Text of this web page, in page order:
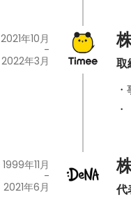
取
2021年10月
-
2022年3月
代
1999年11月
-
2021年6月